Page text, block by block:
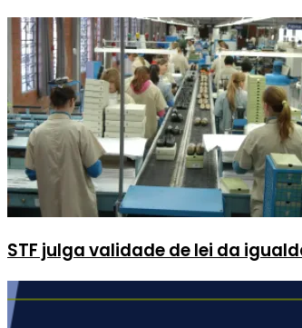
STF julga validade de lei da